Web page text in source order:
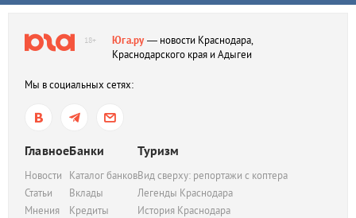
18+ Юга.ру— новости Краснодара,
Краснодарского края и Адыгеи
Мы в социальных сетях:
Главное
Новости
Статьи
Мнения
Банки
Каталог банков
Вклады
Кредиты
Туризм
Вид сверху: репортажи с коптера
Легенды Краснодара
История Краснодара